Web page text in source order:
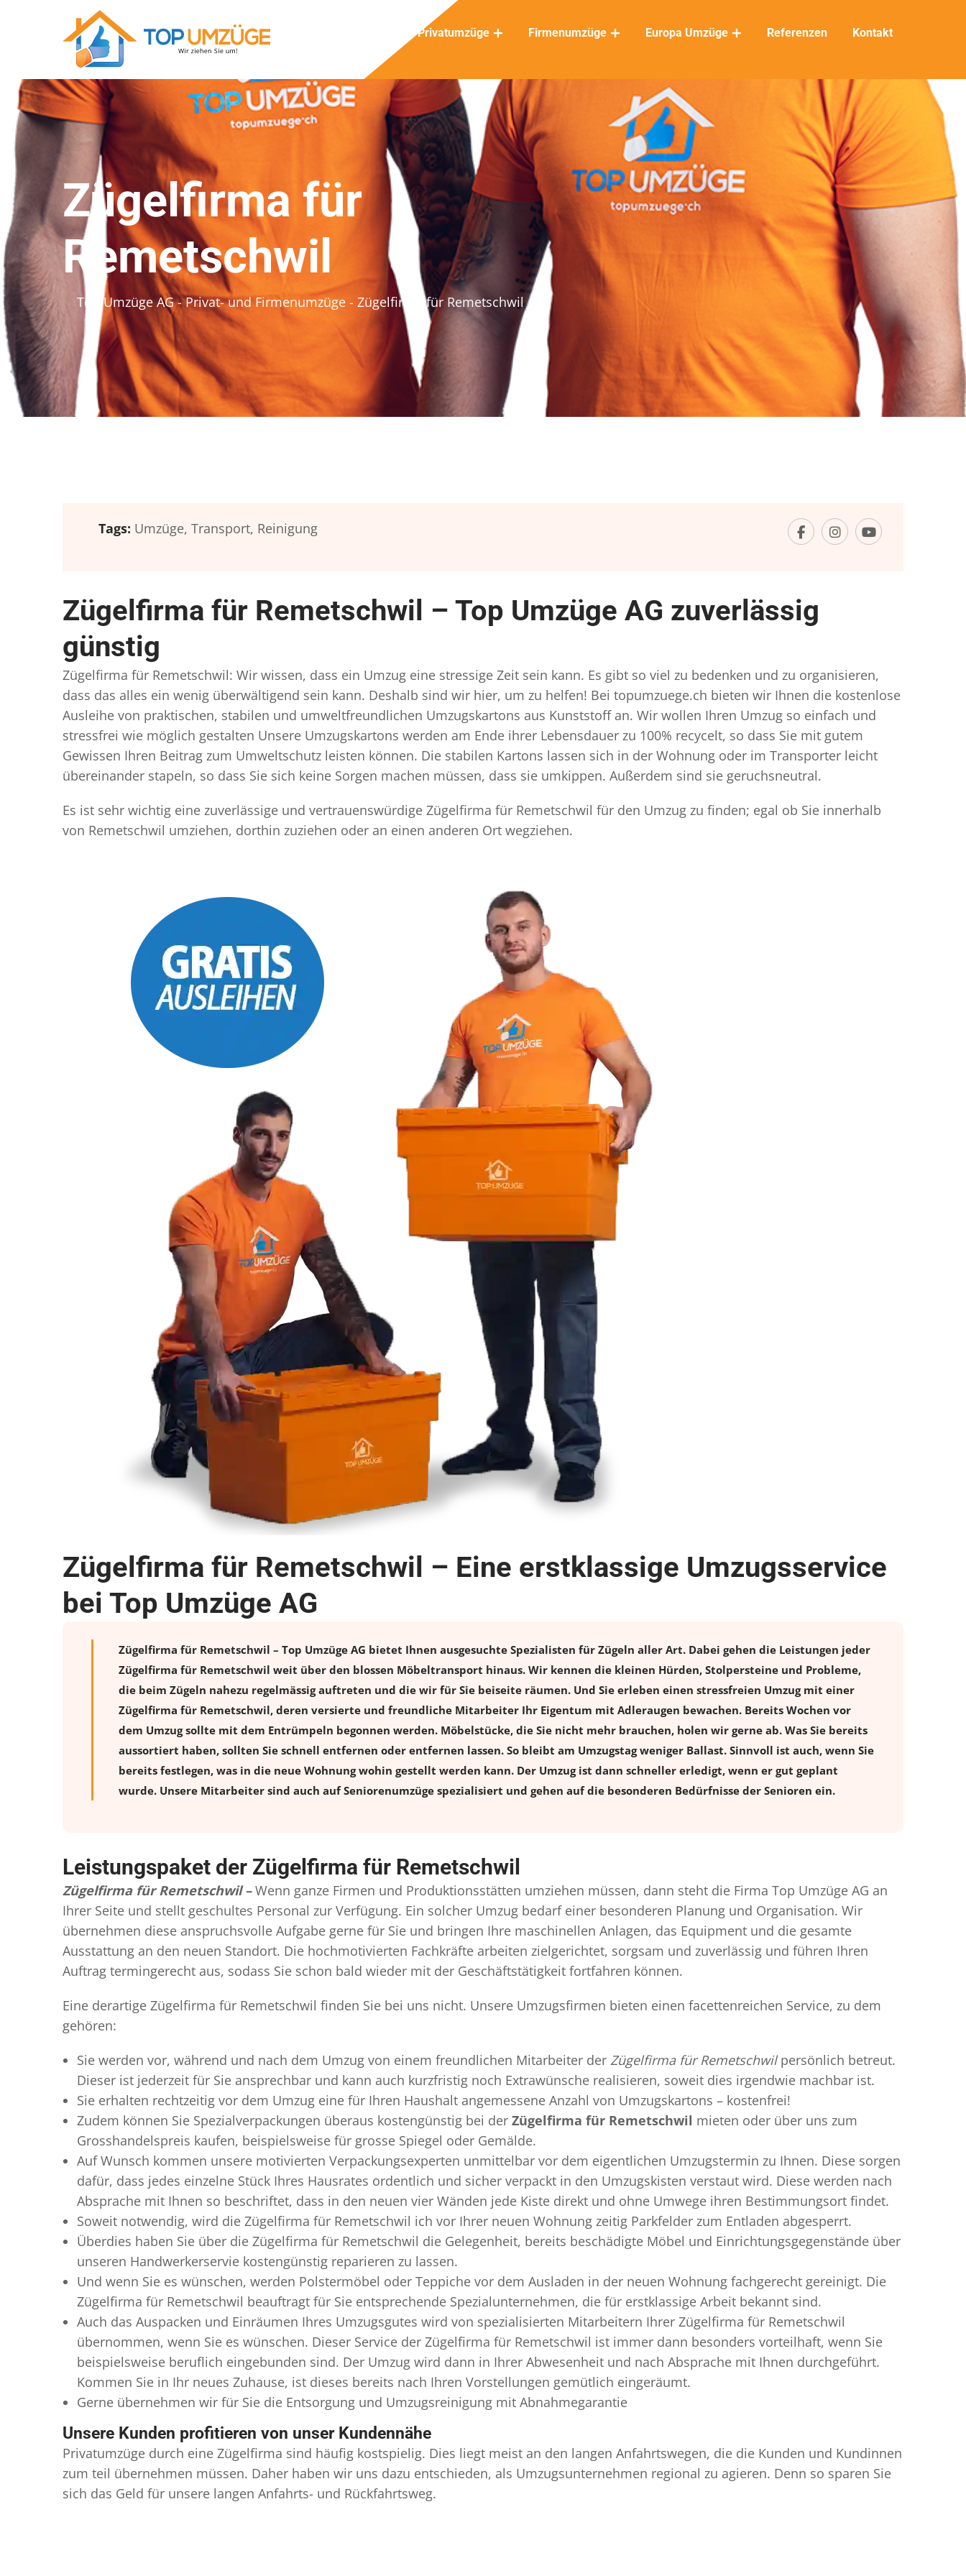
Privatumzüge Firmenumzüge Europa Umzüge Referenzen Kontakt
Zügelfirma für
Remetschwil
Top Umzüge AG - Privat- und Firmenumzüge - Zügelfirma für Remetschwil
Tags: Umzüge, Transport, Reinigung
Zügelfirma für Remetschwil – Top Umzüge AG zuverlässig
günstig
Zügelfirma für Remetschwil: Wir wissen, dass ein Umzug eine stressige Zeit sein kann. Es gibt so viel zu bedenken und zu organisieren,
dass das alles ein wenig überwältigend sein kann. Deshalb sind wir hier, um zu helfen! Bei topumzuege.ch bieten wir Ihnen die kostenlose
Ausleihe von praktischen, stabilen und umweltfreundlichen Umzugskartons aus Kunststoff an. Wir wollen Ihren Umzug so einfach und
stressfrei wie möglich gestalten Unsere Umzugskartons werden am Ende ihrer Lebensdauer zu 100% recycelt, so dass Sie mit gutem
Gewissen Ihren Beitrag zum Umweltschutz leisten können. Die stabilen Kartons lassen sich in der Wohnung oder im Transporter leicht
übereinander stapeln, so dass Sie sich keine Sorgen machen müssen, dass sie umkippen. Außerdem sind sie geruchsneutral.
Es ist sehr wichtig eine zuverlässige und vertrauenswürdige Zügelfirma für Remetschwil für den Umzug zu finden; egal ob Sie innerhalb
von Remetschwil umziehen, dorthin zuziehen oder an einen anderen Ort wegziehen.
Zügelfirma für Remetschwil – Eine erstklassige Umzugsservice
bei Top Umzüge AG
Zügelfirma für Remetschwil – Top Umzüge AG bietet Ihnen ausgesuchte Spezialisten für Zügeln aller Art. Dabei gehen die Leistungen jeder
Zügelfirma für Remetschwil weit über den blossen Möbeltransport hinaus. Wir kennen die kleinen Hürden, Stolpersteine und Probleme,
die beim Zügeln nahezu regelmässig auftreten und die wir für Sie beiseite räumen. Und Sie erleben einen stressfreien Umzugmit einer
Zügelfirma für Remetschwil, deren versierte und freundliche Mitarbeiter Ihr Eigentum mit Adleraugen bewachen. Bereits Wochen vor
dem Umzug sollte mit dem Entrümpeln begonnen werden. Möbelstücke, die Sie nicht mehr brauchen, holen wir gerne ab. Was Sie bereits
aussortiert haben, sollten Sie schnell entfernen oder entfernen lassen. So bleibt am Umzugstag weniger Ballast. Sinnvoll ist auch, wenn Sie
bereits festlegen, was in die neue Wohnung wohin gestellt werden kann. Der Umzug ist dann schneller erledigt, wenn er gut geplant
wurde. Unsere Mitarbeiter sind auch auf Seniorenumzüge spezialisiert und gehen auf die besonderen Bedürfnisse der Senioren ein.
Leistungspaket der Zügelfirma für Remetschwil
Zügelfirma für Remetschwil – Wenn ganze Firmen und Produktionsstätten umziehen müssen, dann steht die Firma Top Umzüge AG an
Ihrer Seite und stellt geschultes Personal zur Verfügung. Ein solcher Umzug bedarf einer besonderen Planung und Organisation. Wir
übernehmen diese anspruchsvolle Aufgabe gerne für Sie und bringen Ihre maschinellen Anlagen, das Equipment und die gesamte
Ausstattung an den neuen Standort. Die hochmotivierten Fachkräfte arbeiten zielgerichtet, sorgsam und zuverlässig und führen Ihren
Auftrag termingerecht aus, sodass Sie schon bald wieder mit der Geschäftstätigkeit fortfahren können.
Eine derartige Zügelfirma für Remetschwil finden Sie bei uns nicht. Unsere Umzugsfirmen bieten einen facettenreichen Service, zu dem
gehören:
Sie werden vor, während und nach dem Umzug von einem freundlichen Mitarbeiter der Zügelfirma für Remetschwilpersönlich betreut.
Dieser ist jederzeit für Sie ansprechbar und kann auch kurzfristig noch Extrawünsche realisieren, soweit dies irgendwie machbar ist.
Sie erhalten rechtzeitig vor dem Umzug eine für Ihren Haushalt angemessene Anzahl von Umzugskartons – kostenfrei!
Zudem können Sie Spezialverpackungen überaus kostengünstig bei der Zügelfirma für Remetschwil mieten oder über uns zum
Grosshandelspreis kaufen, beispielsweise für grosse Spiegel oder Gemälde.
Auf Wunsch kommen unsere motivierten Verpackungsexperten unmittelbar vor dem eigentlichen Umzugstermin zu Ihnen. Diese sorgen
dafür, dass jedes einzelne Stück Ihres Hausrates ordentlich und sicher verpackt in den Umzugskisten verstaut wird. Diese werden nach
Absprache mit Ihnen so beschriftet, dass in den neuen vier Wänden jede Kiste direkt und ohne Umwege ihren Bestimmungsort findet.
Soweit notwendig, wird die Zügelfirma für Remetschwil ich vor Ihrer neuen Wohnung zeitig Parkfelder zum Entladen abgesperrt.
Überdies haben Sie über die Zügelfirma für Remetschwil die Gelegenheit, bereits beschädigte Möbel und Einrichtungsgegenstände über
unseren Handwerkerservie kostengünstig reparieren zu lassen.
Und wenn Sie es wünschen, werden Polstermöbel oder Teppiche vor dem Ausladen in der neuen Wohnung fachgerecht gereinigt. Die
Zügelfirma für Remetschwil beauftragt für Sie entsprechende Spezialunternehmen, die für erstklassige Arbeit bekannt sind.
Auch das Auspacken und Einräumen Ihres Umzugsgutes wird von spezialisierten Mitarbeitern Ihrer Zügelfirma für Remetschwil
übernommen, wenn Sie es wünschen. Dieser Service der Zügelfirma für Remetschwil ist immer dann besonders vorteilhaft, wenn Sie
beispielsweise beruflich eingebunden sind. Der Umzug wird dann in Ihrer Abwesenheit und nach Absprache mit Ihnen durchgeführt.
Kommen Sie in Ihr neues Zuhause, ist dieses bereits nach Ihren Vorstellungen gemütlich eingeräumt.
Gerne übernehmen wir für Sie die Entsorgung und Umzugsreinigung mit Abnahmegarantie
Unsere Kunden profitieren von unser Kundennähe
Privatumzüge durch eine Zügelfirma sind häufig kostspielig. Dies liegt meist an den langen Anfahrtswegen, die die Kunden und Kundinnen
zum teil übernehmen müssen. Daher haben wir uns dazu entschieden, als Umzugsunternehmen regional zu agieren. Denn so sparen Sie
sich das Geld für unsere langen Anfahrts- und Rückfahrtsweg.